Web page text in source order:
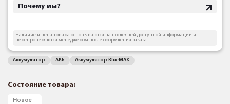
Почему мы?
Наличие и цена товара основываются на последней доступной информации и
перепроверяются менеджером после оформления заказа
Аккумулятор АКБ Аккумулятор BlueMAX
Состояние товара:
Новое